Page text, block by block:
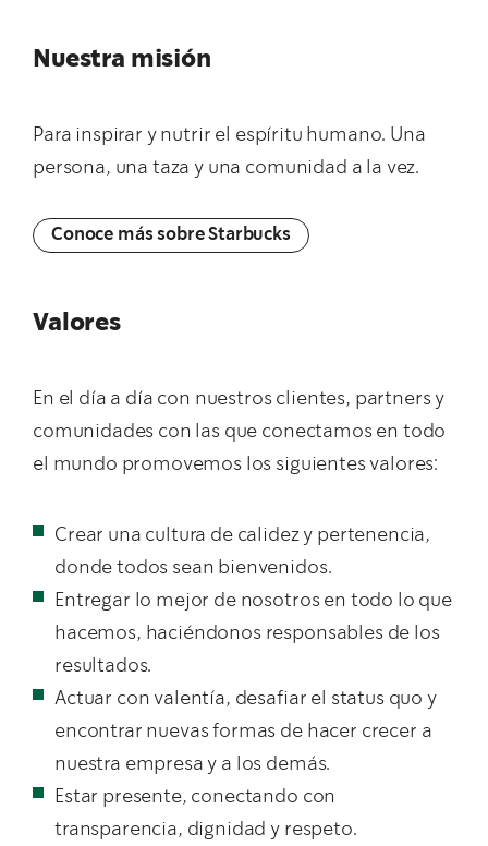
Nuestra misión
Para inspirar y nutrir el espíritu humano. Una
persona, una taza y una comunidad a la vez.
Conoce más sobre Starbucks
Valores
En el día a día con nuestros clientes, partners y
comunidades con las que conectamos en todo
el mundo promovemos los siguientes valores:
Crear una cultura de calidez y pertenencia,
donde todos sean bienvenidos.
Entregar lo mejor de nosotros en todo lo que
hacemos, haciéndonos responsables de los
resultados.
Actuar con valentía, desafiar el status quo y
encontrar nuevas formas de hacer crecer a
nuestra empresa y a los demás.
Estar presente, conectando con
transparencia, dignidad y respeto.